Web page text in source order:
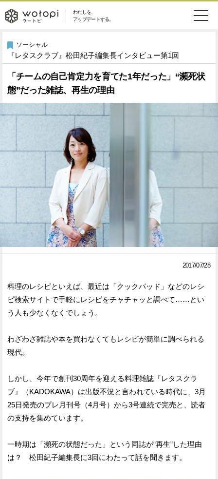
わたしを、
アップデートする。
wotopi
-
ウ
ー
ト
ピ
メ
ー
恋愛・結婚
美容・コスメ 妊娠・出産
健康
ライフスタイル ファッション
ソーシャル
アイテム
ウートピとは？
Facebook
ェ
ア
る
ェ
る
ソーシャル
『レタスクラブ』松田紀子編集長インタビュー第1回
「チームの自己肯定力を育てた1年だった」“瀕死状
態”だった雑誌、再生の理由
2017/07/28
料理のレシピといえば、最近は「クックパッド」などのレシ
ピ検索サイトで手軽にレシピをチャチャッと調べて……とい
う人も少なくなくでしょう。
わざわざ雑誌や本を買わなくてもレシピが簡単に調べられる
現代。
しかし、今年で創刊30周年を迎える料理雑誌『レタスクラ
ブ』（KADOKAWA）は出版不況と言われている時代に、3月
25日発売のプレ月刊号（4月号）から3号連続で完売と、読者
の支持を集めています。
一時期は「瀕死の状態だった」という同誌が“再生”した理由
は？ 松田紀子編集長に3回にわたって話を聞きます。